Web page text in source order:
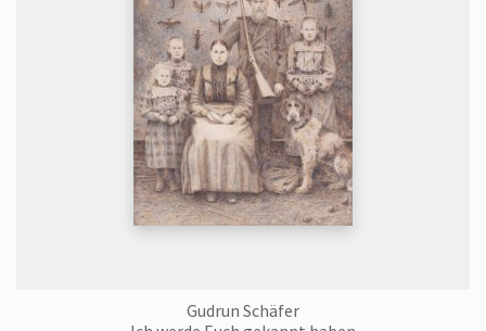
Gudrun Schäfer